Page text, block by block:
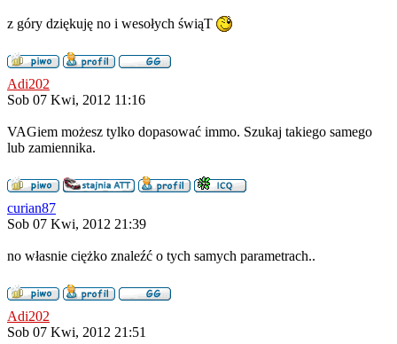
z góry dziękuję no i wesołych świąT
Adi202
Sob 07 Kwi, 2012 11:16
VAGiem możesz tylko dopasować immo. Szukaj takiego samego
lub zamiennika.
curian87
Sob 07 Kwi, 2012 21:39
no własnie ciężko znaleźć o tych samych parametrach..
Adi202
Sob 07 Kwi, 2012 21:51